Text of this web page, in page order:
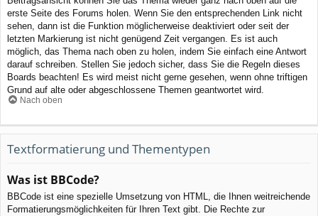
erste Seite des Forums holen. Wenn Sie den entsprechenden Link nicht
sehen, dann ist die Funktion möglicherweise deaktiviert oder seit der
letzten Markierung ist nicht genügend Zeit vergangen. Es ist auch
möglich, das Thema nach oben zu holen, indem Sie einfach eine Antwort
darauf schreiben. Stellen Sie jedoch sicher, dass Sie die Regeln dieses
Boards beachten! Es wird meist nicht gerne gesehen, wenn ohne triftigen
Grund auf alte oder abgeschlossene Themen geantwortet wird.
Nach oben
Textformatierung und Thementypen
Was ist BBCode?
BBCode ist eine spezielle Umsetzung von HTML, die Ihnen weitreichende
Formatierungsmöglichkeiten für Ihren Text gibt. Die Rechte zur